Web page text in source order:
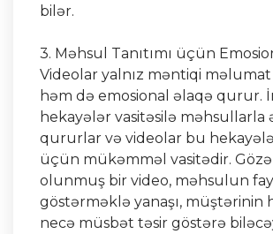
bilər.
3. Məhsul Tanıtımı üçün
Videolar yalnız məntiqi
həm də emosional əlaqə qurur.
hekayələr vasitəsilə məhsullarla
qururlar və videolar bu
üçün mükəmməl vasitədir.
olunmuş bir video, məhsulun
göstərməklə yanaşı, müştərinin
necə müsbət təsir göstərə